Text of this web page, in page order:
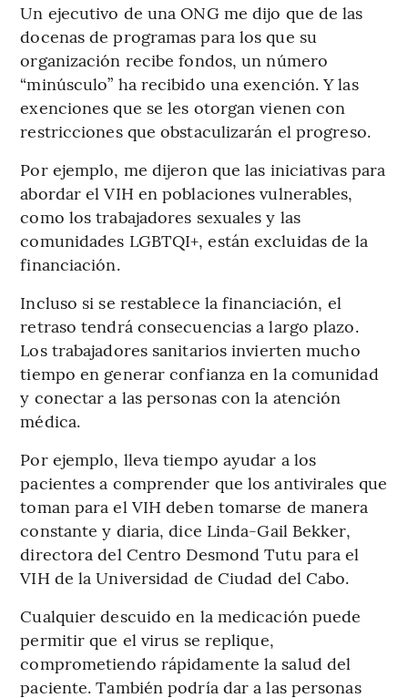
Un ejecutivo de una ONG me dijo que de las
docenas de programas para los que su
organización recibe fondos, un número
“minúsculo” ha recibido una exención. Y las
exenciones que se les otorgan vienen con
restricciones que obstaculizarán el progreso.
Por ejemplo, me dijeron que las iniciativas para
abordar el VIH en poblaciones vulnerables,
como los trabajadores sexuales y las
comunidades LGBTQI+, están excluidas de la
financiación.
Incluso si se restablece la financiación, el
retraso tendrá consecuencias a largo plazo.
Los trabajadores sanitarios invierten mucho
tiempo en generar confianza en la comunidad
y conectar a las personas con la atención
médica.
Por ejemplo, lleva tiempo ayudar a los
pacientes a comprender que los antivirales que
toman para el VIH deben tomarse de manera
constante y diaria, dice Linda-Gail Bekker,
directora del Centro Desmond Tutu para el
VIH de la Universidad de Ciudad del Cabo.
Cualquier descuido en la medicación puede
permitir que el virus se replique,
comprometiendo rápidamente la salud del
paciente. También podría dar a las personas